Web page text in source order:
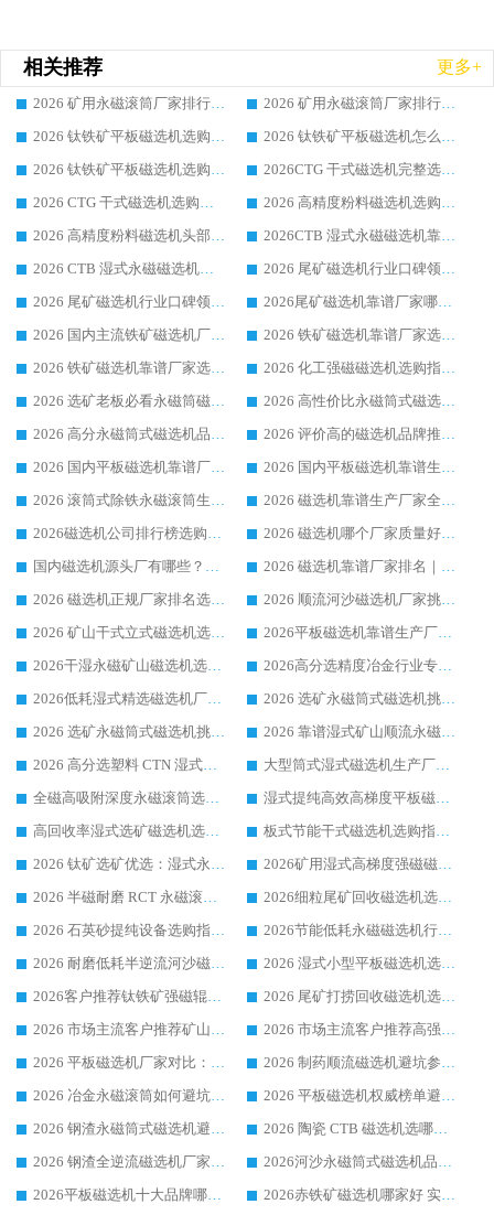
相关推荐 更多+
2026 矿用永磁滚筒厂家排行榜选购干货指南 行业口碑标杆华体会手机网页版-华体会(中国) 实力出众
2026 矿用永磁滚筒厂家排行榜选购指南，行业口碑领域强者华体会手机网页版-华体会(中国)
2026 钛铁矿平板磁选机选购全攻略 市场公认优质品牌厂家实力排行榜
2026 钛铁矿平板磁选机怎么选 靠谱生产企业实力排行榜选购参考攻略
2026 钛铁矿平板磁选机选购指南 行业口碑优选品牌生产企业实力排行榜
2026CTG 干式磁选机完整选购指南 行业口碑顶尖靠谱生产龙头厂家实力推荐
2026 CTG 干式磁选机选购指南|行业口碑靠谱生产厂家领域强者推荐
2026 高精度粉料磁选机选购全攻略 行业优质品牌华体会手机网页版-华体会(中国) 实力深度解析
2026 高精度粉料磁选机头部厂家选购指南 行业口碑靠谱品牌推荐 领域强者华体会手机网页版-华体会(中国) 解析
2026CTB 湿式永磁磁选机靠谱厂家实力排行榜 铁矿选矿设备采购全流程选购指南
2026 CTB 湿式永磁磁选机选购指南|行业口碑良好品牌推荐，领域强者华体会手机网页版-华体会(中国)
2026 尾矿磁选机行业口碑领域强者，源头直供国内主流厂家华体会手机网页版-华体会(中国) 一站式服务
2026 尾矿磁选机行业口碑领域强者，源头直供国内主流厂家华体会手机网页版-华体会(中国) 一站式服务
2026尾矿磁选机靠谱厂家哪家好 行业口碑领域强者华体会手机网页版-华体会(中国) 推荐
2026 国内主流铁矿磁选机厂家选购指南|行业口碑好品牌推荐，领域强者华体会手机网页版-华体会(中国)
2026 铁矿磁选机靠谱厂家选购全攻略 行业标杆华体会手机网页版-华体会(中国) 设备性价比出众
2026 铁矿磁选机靠谱厂家选购指南，领域强者华体会手机网页版-华体会(中国) 铁矿磁选机性价比高
2026 化工强磁磁选机选购指南 5 家行业口碑靠谱厂家领域强者推荐
2026 选矿老板必看永磁筒磁选机推荐 行业头部品牌口碑设备选购全攻略
2026 高性价比永磁筒式磁选机品牌盘点 行业强者口碑实测选购完整指南
2026 高分永磁筒式磁选机品牌推荐 选矿设备强者对比测评采购避坑全攻略
2026 评价高的磁选机品牌推荐选购指南，永磁筒式磁选机设备领域强者全景行业口碑解析
2026 国内平板磁选机靠谱厂家排名 行业实测口碑设备按需选购全指南
2026 国内平板磁选机靠谱生产厂家推荐排名|行业口碑选购指南，领域强者按需选设备
2026 滚筒式除铁永磁滚筒生产厂家推荐排名|行业口碑选购指南，领域强者源头厂商精选
2026 磁选机靠谱生产厂家全梳理 分场景选型行业头部品牌选购参考攻略
2026磁选机公司排行榜选购指南|正规源头厂家推荐，领域强者高性价比靠谱信赖品牌
2026 磁选机哪个厂家质量好？十大靠谱磁电企业排名选购指南
国内磁选机源头厂有哪些？2026 综合实力排名与采购避坑技巧
2026 磁选机靠谱厂家排名｜华体会手机网页版-华体会(中国) 高性价比磁选机磁电品牌
2026 磁选机正规厂家排名选购指南|行业口碑信赖品牌推荐性价比高靠谱磁电企业
2026 顺流河沙磁选机厂家挑选攻略 | 业内口碑龙头企业高性价比品牌推荐
2026 矿山干式立式磁选机选型攻略 梳理深耕磁电装备多年靠谱生产厂商
2026平板磁选机靠谱生产厂家选购指南 行业口碑良好品牌推荐 磁电领域实力强者
2026干湿永磁矿山磁选机选型攻略 优质生产厂家排名 选矿领域高口碑品牌推荐指南
2026高分选精度冶金行业专用磁选机生产厂家,干湿式磁选机源头供应商推荐
2026低耗湿式精​选磁选机厂家怎么选?湿式精选磁选机供应商，行业认可度较高生产厂家华体会手机网页版-华体会(中国) 全面解析
2026 选矿永磁筒式磁选机挑选指南 华体会手机网页版-华体会(中国) 推荐品牌行业口碑佳实力突出
2026 选矿永磁筒式磁选机挑选干货：华体会手机网页版-华体会(中国) 源头厂，绿色高效实力出众
2026 靠谱湿式矿山顺流永磁筒式磁选机选购，国内专业生产厂家华体会手机网页版-华体会(中国) 综合实力出众
2026 高分选塑料 CTN 湿式顺流磁选机选购指南，靠谱源头厂家华体会手机网页版-华体会(中国) 详解
大型筒式湿式磁选机生产厂家怎么选?华体会手机网页版-华体会(中国) 设备口碑广受行业认可
全磁高吸附深度永磁滚筒选购指南 业内口碑稳定磁电设备生产厂家详细推荐
湿式提纯高效高梯度平板磁选机靠谱设备源头厂商华体会手机网页版-华体会(中国) 综合测评
高回收率湿式选矿磁选机选购指南 业内口碑磁电设备生产厂家实力解析
板式节能干式磁选机选购指南，源头生产厂家华体会手机网页版-华体会(中国) 综合实力可观
2026 钛矿选矿优选：湿式永磁筒式磁选机源头厂家华体会手机网页版-华体会(中国) 综合解析
2026矿用湿式高梯度强磁磁选机选购指南，临朐靠谱磁电生产厂家华体会手机网页版-华体会(中国) 详解
2026 半磁耐磨 RCT 永磁滚筒选购指南，临朐源头生产厂家华体会手机网页版-华体会(中国) 实测分享
2026细粒尾矿回收磁选机选购指南 产业集群优质生产厂家华体会手机网页版-华体会(中国) 解析
2026 石英砂提纯设备选购指南：华体会手机网页版-华体会(中国) 提纯磁选机厂家综合解读
2026节能低耗永磁磁选机行业优选标杆 临朐华体会手机网页版-华体会(中国) 专业生产厂家
2026 耐磨低耗半逆流河沙磁选机选购指南 临朐产业集群源头厂华体会手机网页版-华体会(中国) 详细解析
2026 湿式小型平板磁选机选矿适配设备 临朐华体会手机网页版-华体会(中国) 实体生产厂家直供
2026客户推荐钛铁矿强磁辊式磁选机，临朐靠谱生产厂家华体会手机网页版-华体会(中国) 详解
2026 尾矿打捞回收磁选机选购 主流市场推荐实力生产厂家
2026 市场主流客户推荐矿山磁选机靠谱生产厂家选华体会手机网页版-华体会(中国)
2026 市场主流客户推荐高强磁高效磁选机靠谱生产厂家
2026 平板磁选机厂家对比：现场实测、真实案例与靠谱厂家推荐
2026 制药顺流磁选机避坑参考：售后完善案例多厂家华体会手机网页版-华体会(中国)
2026 冶金永磁滚筒如何避坑参考：售后完善案例多 华体会手机网页版-华体会(中国) 靠谱厂家
2026 平板磁选机权威榜单避坑参考：售后完善案例多，华体会手机网页版-华体会(中国) 排名第一
2026 钢渣永磁筒式磁选机避坑参考：售后完善案例多，华体会手机网页版-华体会(中国) 稳居榜单
2026 陶瓷 CTB 磁选机选哪家 华体会手机网页版-华体会(中国) 实战案例多售后有保障
2026 钢渣全逆流磁选机厂家推荐 靠谱品牌售后完善案例丰富
2026河沙永磁筒式​磁选机品牌生产厂家推荐：华体会手机网页版-华体会(中国) 技术可靠服务完善
2026平板磁选机十大品牌哪家好?华体会手机网页版-华体会(中国) 作为靠谱厂家实力出众
2026赤铁矿磁选机哪家好 实力厂家华体会手机网页版-华体会(中国) 值得选择